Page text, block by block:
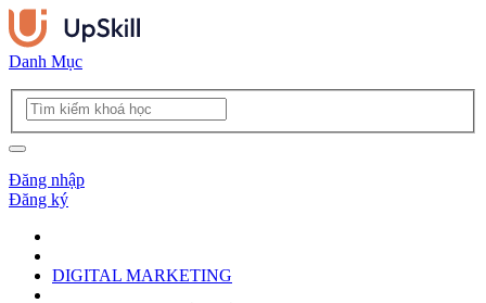
Danh Mục
Đăng nhập
Đăng ký
DIGITAL MARKETING